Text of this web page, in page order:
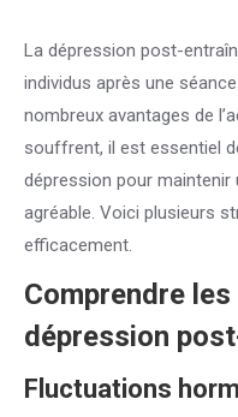
La dépression post-
individus après une
nombreux avantages de
souffrent, il est essentiel
dépression pour maintenir
agréable. Voici plusieurs
efficacement.
Comprendre
dépression
Fluctuations